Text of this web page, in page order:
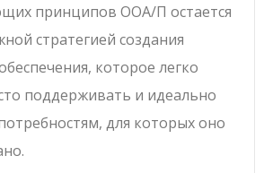
принципов ООА/П остается
стратегией создания
которое легко
поддерживать и идеально
для которых оно